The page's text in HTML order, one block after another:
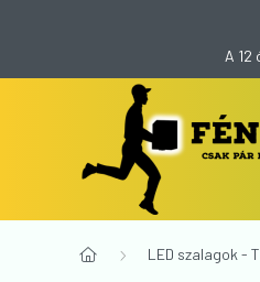
A
LED szalagok -